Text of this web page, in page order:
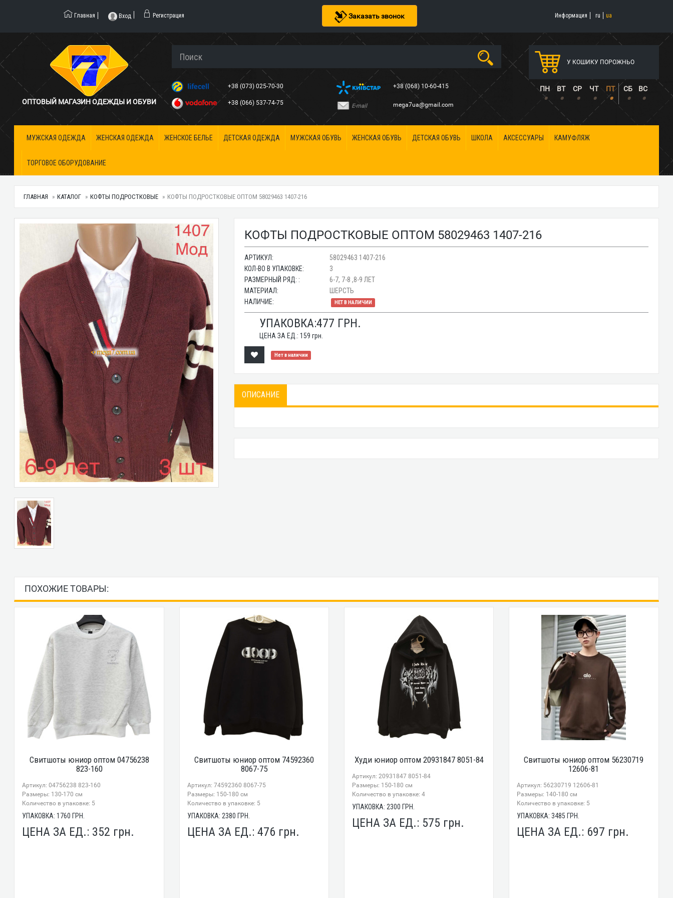
Заказать звонок
Главная Вход Регистрация Информация ru ua
ОПТОВЫЙ МАГАЗИН ОДЕЖДЫ И ОБУВИ
+38 (073) 025-70-30
+38 (066) 537-74-75
+38 (068) 10-60-415
E-mail mega7ua@gmail.com
У КОШИКУ ПОРОЖНЬО
ПН ВТ СР ЧТ ПТ СБ ВС
• • • • • • •
МУЖСКАЯ ОДЕЖДА ЖЕНСКАЯ ОДЕЖДА ЖЕНСКОЕ БЕЛЬЕ ДЕТСКАЯ ОДЕЖДА МУЖСКАЯ ОБУВЬ ЖЕНСКАЯ ОБУВЬ ДЕТСКАЯ ОБУВЬ ШКОЛА АКСЕССУАРЫ КАМУФЛЯЖ
ТОРГОВОЕ ОБОРУДОВАНИЕ
ГЛАВНАЯ КАТАЛОГ КОФТЫ ПОДРОСТКОВЫЕ КОФТЫ ПОДРОСТКОВЫЕ ОПТОМ 58029463 1407-216
КОФТЫ ПОДРОСТКОВЫЕ ОПТОМ 58029463 1407-216
АРТИКУЛ:
58029463 1407-216
КОЛ-ВО В УПАКОВКЕ:
3
РАЗМЕРНЫЙ РЯД: :
6-7, 7-8 ,8-9 ЛЕТ
МАТЕРИАЛ:
ШЕРСТЬ
НАЛИЧИЕ:
НЕТ В НАЛИЧИИ
УПАКОВКА:477 ГРН.
ЦЕНА ЗА ЕД.:159 грн.
Нет в наличии
ОПИСАНИЕ
ПОХОЖИЕ ТОВАРЫ:
Свитшоты юниор оптом 04756238
823-160
Артикул: 04756238 823-160
Размеры: 130-170 см
Количество в упаковке: 5
УПАКОВКА:1760 ГРН.
ЦЕНА ЗА ЕД.: 352 грн.
Свитшоты юниор оптом 74592360
8067-75
Артикул: 74592360 8067-75
Размеры: 150-180 см
Количество в упаковке: 5
УПАКОВКА: 2380 ГРН.
ЦЕНА ЗА ЕД.: 476 грн.
Худи юниор оптом 20931847 8051-84
Артикул: 20931847 8051-84
Размеры: 150-180 см
Количество в упаковке: 4
УПАКОВКА: 2300 ГРН.
ЦЕНА ЗА ЕД.: 575 грн.
Свитшоты юниор оптом 56230719
12606-81
Артикул: 56230719 12606-81
Размеры: 140-180 см
Количество в упаковке: 5
УПАКОВКА:3485 ГРН.
ЦЕНА ЗА ЕД.: 697 грн.